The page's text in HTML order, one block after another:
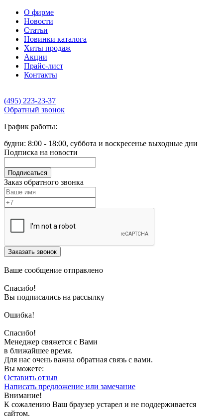
О фирме
Новости
Статьи
Новинки каталога
Хиты продаж
Акции
Прайс-лист
Контакты
(495) 223-23-37
Обратный звонок
График работы:
будни: 8:00 - 18:00, суббота и воскресенье выходные дни
Подписка на новости
Подписаться
Заказ обратного звонка
Заказать звонок
Ваше сообщение отправлено
Спасибо!
Вы подписались на рассылку
Ошибка!
Спасибо!
Менеджер свяжется с Вами
в ближайшее время.
Для нас очень важна обратная связь с вами.
Вы можете:
Оставить отзыв
Написать предложение или замечание
Внимание!
К сожалению Ваш браузер устарел и не поддерживается
сайтом.